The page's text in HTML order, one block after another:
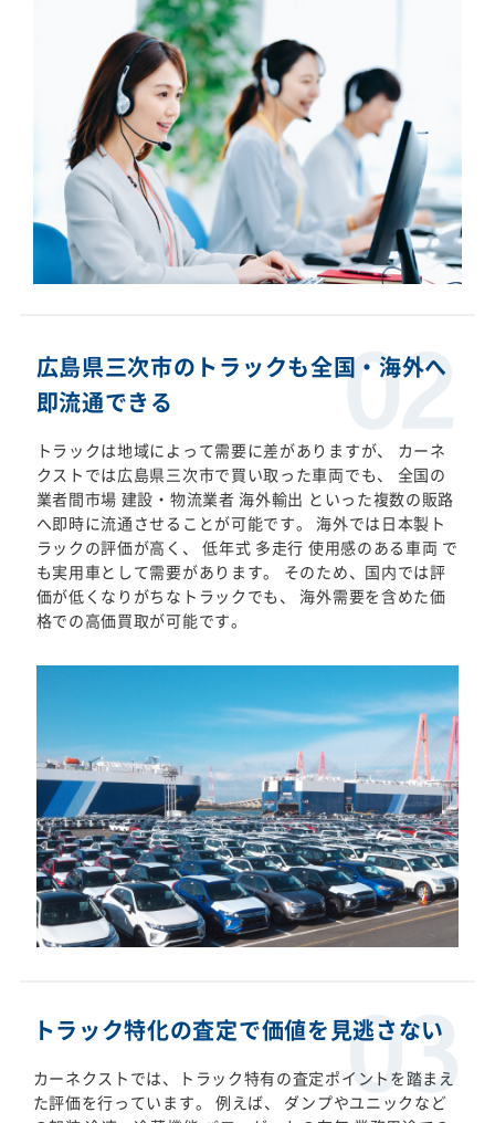
広島県三次市のトラックも全国・海外へ
即流通できる
トラックは地域によって需要に差がありますが、 カーネ
クストでは広島県三次市で買い取った車両でも、 全国の
業者間市場 建設・物流業者 海外輸出 といった複数の販路
へ即時に流通させることが可能です。 海外では日本製ト
ラックの評価が高く、 低年式 多走行 使用感のある車両 で
も実用車として需要があります。 そのため、国内では評
価が低くなりがちなトラックでも、 海外需要を含めた価
格での高価買取が可能です。
トラック特化の査定で価値を見逃さない
カーネクストでは、トラック特有の査定ポイントを踏まえ
た評価を行っています。 例えば、 ダンプやユニックなど